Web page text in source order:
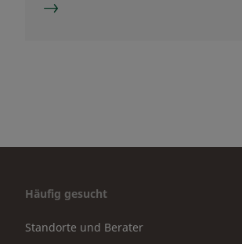
Häufig gesucht
Standorte und Berater